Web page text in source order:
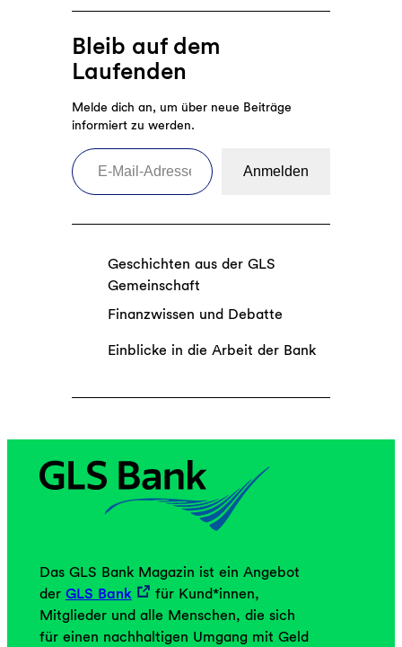
Bleib auf dem
Laufenden
Melde dich an, um über neue Beiträge
informiert zu werden.
E-Mail-Adresse eingeben
Anmelden
Geschichten aus der GLS
Gemeinschaft
Finanzwissen und Debatte
Einblicke in die Arbeit der Bank
Das GLS Bank Magazin ist ein Angebot
der GLS Bank
für Kund*innen,
Mitglieder und alle Menschen, die sich
für einen nachhaltigen Umgang mit Geld